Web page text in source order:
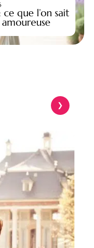
ce que l’on sait